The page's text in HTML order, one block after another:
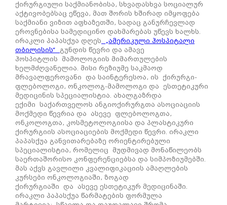
ქირურგიული საქმიანობისა, სხვადასხვა სოციალურ
აქტივობებსაც ეწევა, მათ შორის ხშირად იმყოფება
საქმიანი ვიზით აფხაზეთში, სადაც განურჩევლად
ეროვნებისა სამედიცინო დახმარებას უწევს ხალხს.
ირაკლი პაპასქუა დღეს „ამერიკული ჰოსპიტალი
თბილისის“ გუნდის წევრი და ამავე
ჰოსპიტლის მამოლოგიის მიმართულების
ხელმძღვანელია. მისი რეზიუმე საკმაოდ
მრავალფეროვანი და საინტერესოა, ის ქირურგი-
ფლებოლოგი, ონკოლოგ-მამოლოგი და ესთეტიკური
მედიცინის სპეციალისტია. ახალგაზრდა
ექიმი საქართველოს ანგიოქირურგთა ასოციაციის
მოქმედი წევრია და ასევე ფლებოლოგთა,
ონკოლოგთა, კოსმეტოლოგიისა და პლასტიკური
ქირურგიის ასოციაციების მოქმედი წევრი. ირაკლი
პაპასქუა განვითარებაზე ორიენტირებული
სპეციალისტია, რომელიც მუდმივად მონაწილეობს
საერთაშორისო კონფერენციებსა და სიმპოზიუმებში.
მას აქვს გავლილი კვალიფიკაციის ამაღლების
კურსები ონკოლოგიაში, ზოგად
ქირურგიაში და ასევე ესთეტიკურ მედიცინაში.
ირაკლი პაპასქუა წარმატების ფორმულა